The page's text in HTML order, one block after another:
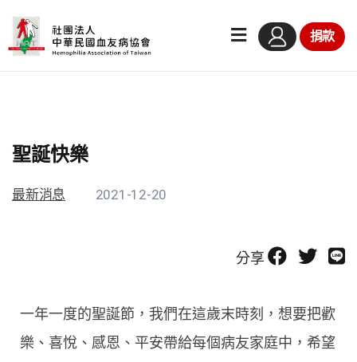
捐款
聖誕快樂
最新消息 2021-12-20
分享
一年一度的聖誕節，我們在這歲末時刻，想要把歡
樂、喜悅、感恩、平安帶給每個病友家庭中，希望